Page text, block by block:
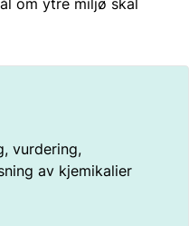
om ytre miljø skal
vurdering,
av kjemikalier